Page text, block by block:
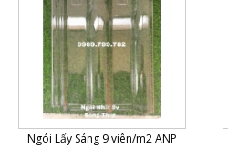
Ngói Lấy Sáng 9 viên/m2 ANP